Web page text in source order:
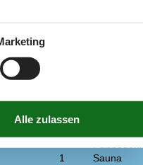
1
Anzahl
WC und
Anzahl
Sauna